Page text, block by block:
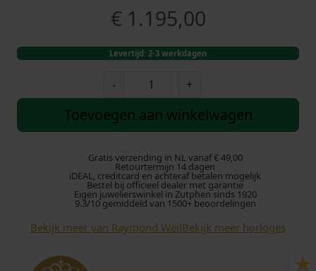
€1.195,00
Levertijd: 2-3 werkdagen
-
y
n
d
W
e
l
+
Toevoegen aan winkelwagen
Gratis verzending in NL vanaf € 49,00
Retourtermijn 14 dagen
iDEAL, creditcard en achteraf betalen mogelijk
Bestel bij officieel dealer met garantie
Eigen juwelierswinkel in Zutphen sinds 1920
9.3/10 gemiddeld van 1500+ beoordelingen
Bekijk meer van Raymond WeilBekijk meer horloges